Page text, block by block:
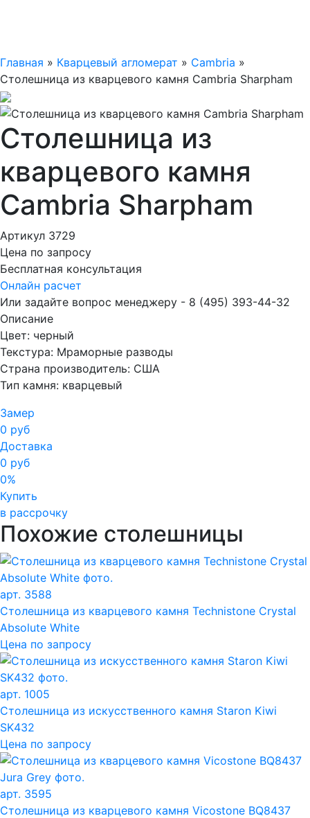
Главная » Кварцевый агломерат » Cambria »
Столешница из кварцевого камня Cambria Sharpham
Столешница из
кварцевого камня
Cambria Sharpham
Артикул 3729
Цена по запросу
Бесплатная консультация
Онлайн расчет
Или задайте вопрос менеджеру - 8 (495) 393-44-32
Описание
Цвет: черный
Текстура: Мраморные разводы
Страна производитель: США
Тип камня: кварцевый
Замер
0 руб
Доставка
0 руб
0%
Купить
в рассрочку
Похожие столешницы
арт. 3588
Столешница из кварцевого камня Technistone Crystal
Absolute White
Цена по запросу
арт. 1005
Столешница из искусственного камня Staron Kiwi
SK432
Цена по запросу
арт. 3595
Столешница из кварцевого камня Vicostone BQ8437